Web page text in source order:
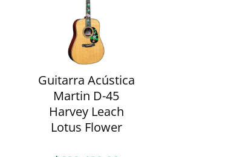
Guitarra Acústica
Martin D-45
Harvey Leach
Lotus Flower